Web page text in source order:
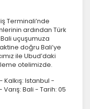
Terminali’nde
ardından Türk
uçuşumuza
doğru Bali’ye
ile Ubud’daki
otelimizde.
Kalkış: Istanbul -
Varış: Bali - Tarih: 05